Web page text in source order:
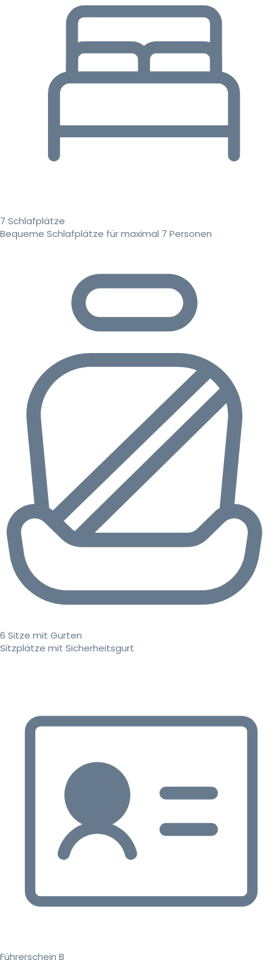
7 Schlafplätze
Bequeme Schlafplätze für maximal 7 Personen
6 Sitze mit Gurten
Sitzplätze mit Sicherheitsgurt
Führerschein B